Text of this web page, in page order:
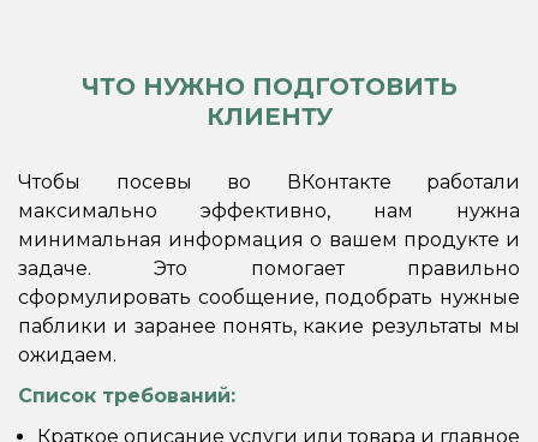
ЧТО НУЖНО ПОДГОТОВИТЬ
КЛИЕНТУ
Чтобы посевы во ВКонтакте работали
максимально эффективно, нам нужна
минимальная информация о вашем продукте и
задаче. Это помогает правильно
сформулировать сообщение, подобрать нужные
паблики и заранее понять, какие результаты мы
ожидаем.
Список требований:
Краткое описание услуги или товара и главное